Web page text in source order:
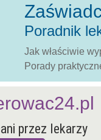
Poradnik
Jak właściwie
Porady
przez lekarzy